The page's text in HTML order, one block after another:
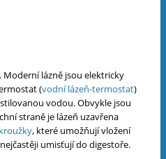
Moderní lázně jsou elektricky
(vodní lázeň-termostat)
vodou. Obvykle jsou
straně je lázeň uzavřena
kroužky, které umožňují vložení
umisťují do digestoře.